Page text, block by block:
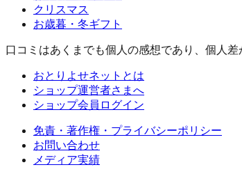
クリスマス
お歳暮・冬ギフト
口コミはあくまでも個人の感想であり、個人
おとりよせネットとは
ショップ運営者さまへ
ショップ会員ログイン
免責・著作権・プライバシーポリシー
お問い合わせ
メディア実績